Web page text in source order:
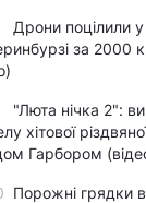
Дрони поцілили
за 2000
"Люта нічка 2":
хітової
Гарбором
Порожні грядки